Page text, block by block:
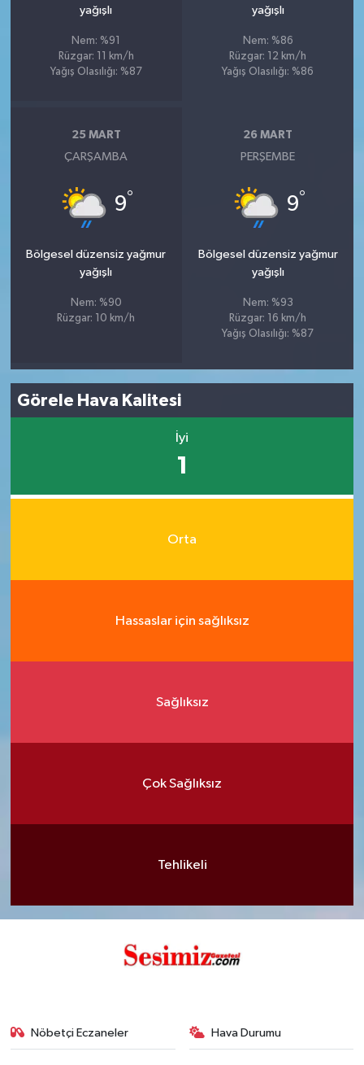
yağışlı
Nem: %91
Rüzgar: 11 km/h
Yağış Olasılığı: %87
yağışlı
Nem: %86
Rüzgar: 12 km/h
Yağış Olasılığı: %86
25 MART
ÇARŞAMBA
9°
Bölgesel düzensiz yağmur
yağışlı
Nem: %90
Rüzgar: 10 km/h
26 MART
PERŞEMBE
9°
Bölgesel düzensiz yağmur
yağışlı
Nem: %93
Rüzgar: 16 km/h
Yağış Olasılığı: %87
Görele Hava Kalitesi
İyi
1
Orta
Hassaslar için sağlıksız
Sağlıksız
Çok Sağlıksız
Tehlikeli
Nöbetçi Eczaneler Hava Durumu